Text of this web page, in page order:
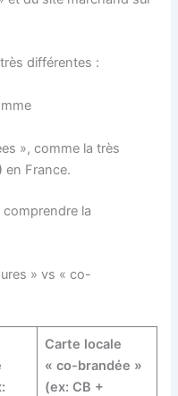
différentes :
», comme la très
en France.
la
» vs « co-
Carte locale
« co-brandée »
(ex: CB +